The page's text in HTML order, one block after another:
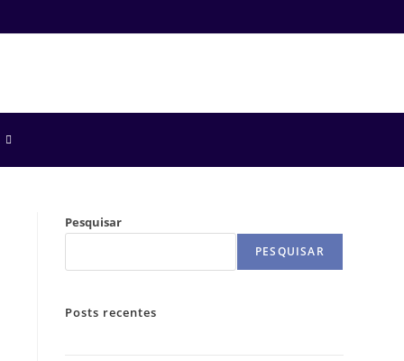
Pesquisar
PESQUISAR
Posts recentes